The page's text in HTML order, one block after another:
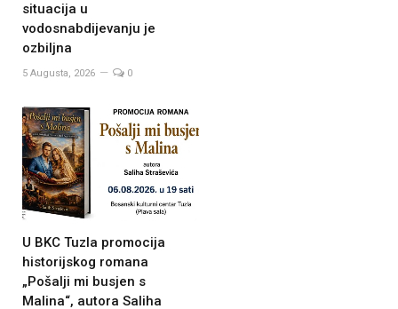
situacija u
vodosnabdijevanju je
ozbiljna
5 Augusta, 2026 0
U BKC Tuzla promocija
historijskog romana
„Pošalji mi busjen s
Malina“, autora Saliha